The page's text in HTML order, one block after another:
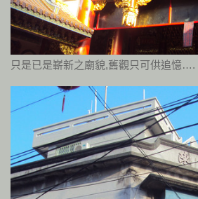
只是已是嶄新之廟貌,舊觀只可供追憶….